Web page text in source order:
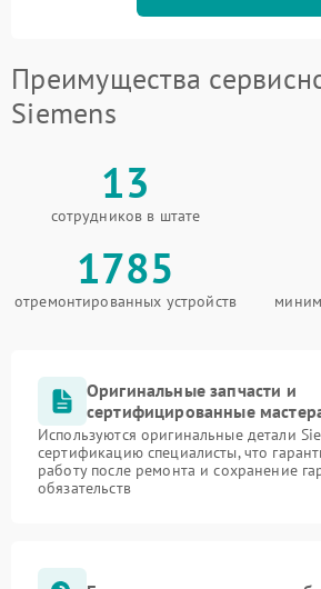
Преимущества
Siemens
13
сотрудников в штате
1785
отремонтированных устройств
Оригинальные запчасти и
сертифицированные
Используются оригинальные детали
сертификацию специалисты, что
работу после ремонта и сохранение
обязательств